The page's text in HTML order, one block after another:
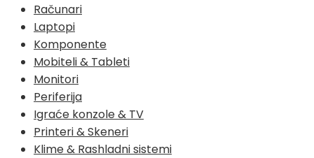
Računari
Laptopi
Komponente
Mobiteli & Tableti
Monitori
Periferija
Igraće konzole & TV
Printeri & Skeneri
Klime & Rashladni sistemi